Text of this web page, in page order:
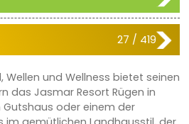
27 / 419
Wellen und Wellness bietet seinen
das Jasmar Resort Rügen in
Gutshaus oder einem der